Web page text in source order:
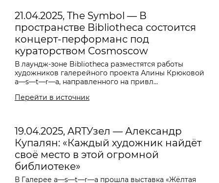
21.04.2025, The Symbol — В
пространстве Bibliotheca состоится
концерт-перформанс под
кураторством Cosmoscow
В лаундж-зоне Bibliotheca разместятся работы
художников галерейного проекта Алины Крюковой
a—s—t—r—a, направленного на привл...
Перейти в источник
19.04.2025, ARTУзел — Александр
Купалян: «Каждый художник найдёт
своё место в этой огромной
библиотеке»
В Галерее a—s—t—r—a прошла выставка «Жёлтая